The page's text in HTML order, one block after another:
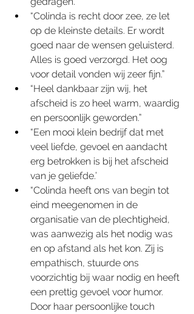
“Colinda is recht door zee, ze let
op de kleinste details. Er wordt
goed naar de wensen geluisterd.
Alles is goed verzorgd. Het oog
voor detail vonden wij zeer fijn.”
“Heel dankbaar zijn wij, het
afscheid is zo heel warm, waardig
en persoonlijk geworden.”
“Een mooi klein bedrijf dat met
veel liefde, gevoel en aandacht
erg betrokken is bij het afscheid
van je geliefde.’
“Colinda heeft ons van begin tot
eind meegenomen in de
organisatie van de plechtigheid,
was aanwezig als het nodig was
en op afstand als het kon. Zij is
empathisch, stuurde ons
voorzichtig bij waar nodig en heeft
een prettig gevoel voor humor.
Door haar persoonlijke touch